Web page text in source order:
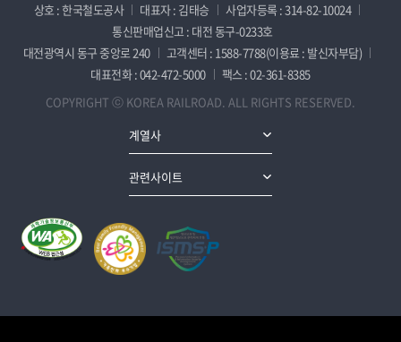
상호 : 한국철도공사 대표자 : 김태승
사업자등록 : 314-82-10024
통신판매업신고 : 대전 동구-0233호
대전광역시 동구 중앙로 240
고객센터 : 1588-7788(이용료 : 발신자부담)
대표전화 : 042-472-5000
팩스 : 02-361-8385
COPYRIGHT ⓒ KOREA RAILROAD. ALL RIGHTS RESERVED.
계열사
관련사이트